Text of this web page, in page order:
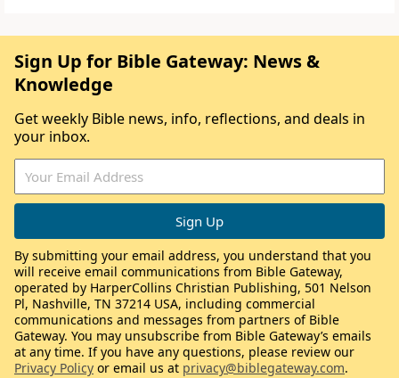
Sign Up for Bible Gateway: News &
Knowledge
Get weekly Bible news, info, reflections, and deals in
your inbox.
By submitting your email address, you understand that you
will receive email communications from Bible Gateway,
operated by HarperCollins Christian Publishing, 501 Nelson
Pl, Nashville, TN 37214 USA, including commercial
communications and messages from partners of Bible
Gateway. You may unsubscribe from Bible Gateway’s emails
at any time. If you have any questions, please review our
Privacy Policy or email us at privacy@biblegateway.com.